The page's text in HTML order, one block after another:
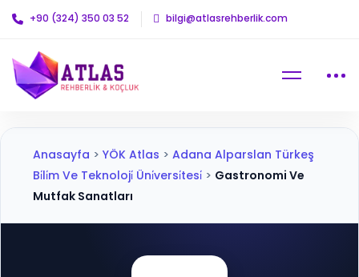
+90 (324) 350 03 52 bilgi@atlasrehberlik.com
Anasayfa > YÖK Atlas > Adana Alparslan Türkeş
Bi̇li̇m Ve Teknoloji̇ Üni̇versi̇tesi̇ > Gastronomi Ve
Mutfak Sanatları